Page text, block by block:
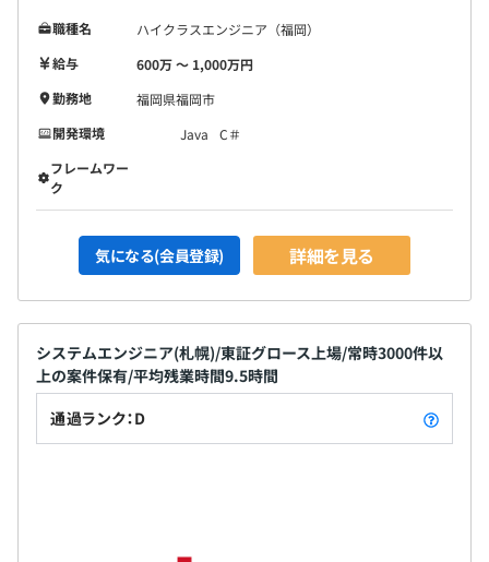
職種名
ハイクラスエンジニア（福岡）
給与
600万 〜 1,000万円
勤務地
福岡県福岡市
開発環境
Java
C＃
フレームワー
ク
気になる(会員登録) 詳細を見る
システムエンジニア(札幌)/東証グロース上場/常時3000件以
上の案件保有/平均残業時間9.5時間
通過ランク：D